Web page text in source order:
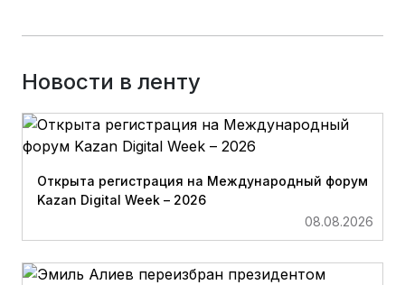
Новости в ленту
Открыта регистрация на Международный форум
Kazan Digital Week – 2026
08.08.2026